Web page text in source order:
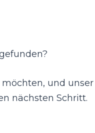
möchten, und unser
nächsten Schritt.